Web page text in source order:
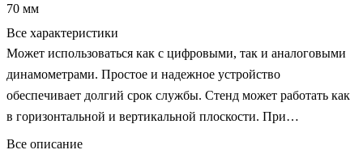
70 мм
Все характеристики
Может использоваться как с цифровыми, так и аналоговыми
динамометрами. Простое и надежное устройство
обеспечивает долгий срок службы. Стенд может работать как
в горизонтальной и вертикальной плоскости. При
изготовлении стенда использована качественная сталь.
Все описание